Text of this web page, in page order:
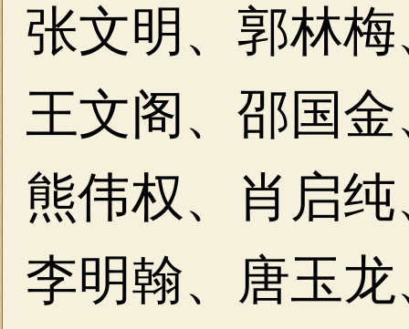
张文明、郭林
王文阁、邵国
熊伟权、肖启
李明翰、唐玉